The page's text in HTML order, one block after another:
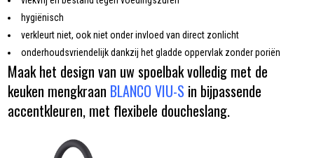
hygiënisch
verkleurt niet, ook niet onder invloed van direct zonlicht
onderhoudsvriendelijk dankzij het gladde oppervlak zonder poriën
Maak het design van uw spoelbak volledig met de
keuken mengkraan BLANCO VIU-S in bijpassende
accentkleuren, met flexibele doucheslang.